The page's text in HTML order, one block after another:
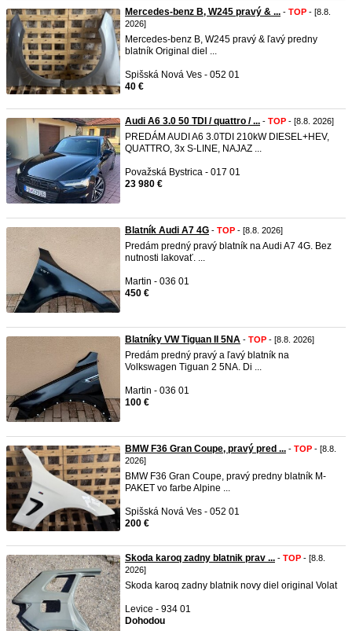
Mercedes-benz B, W245 pravý & ... - TOP - [8.8.
2026]
Mercedes-benz B, W245 pravý & ľavý predny
blatník Original diel ...
Spišská Nová Ves - 052 01
40 €
Audi A6 3.0 50 TDI / quattro / ... - TOP - [8.8. 2026]
PREDÁM AUDI A6 3.0TDI 210kW DIESEL+HEV,
QUATTRO, 3x S-LINE, NAJAZ ...
Považská Bystrica - 017 01
23 980 €
Blatník Audi A7 4G - TOP - [8.8. 2026]
Predám predný pravý blatník na Audi A7 4G. Bez
nutnosti lakovať. ...
Martin - 036 01
450 €
Blatníky VW Tiguan II 5NA - TOP - [8.8. 2026]
Predám predný pravý a ľavý blatník na
Volkswagen Tiguan 2 5NA. Di ...
Martin - 036 01
100 €
BMW F36 Gran Coupe, pravý pred ... - TOP - [8.8.
2026]
BMW F36 Gran Coupe, pravý predny blatník M-
PAKET vo farbe Alpine ...
Spišská Nová Ves - 052 01
200 €
Skoda karoq zadny blatnik prav ... - TOP - [8.8.
2026]
Skoda karoq zadny blatnik novy diel original Volat
Levice - 934 01
Dohodou